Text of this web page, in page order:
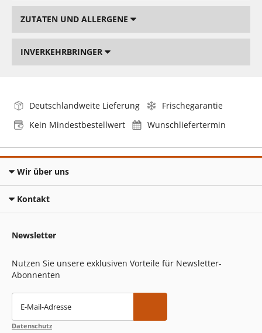
ZUTATEN UND ALLERGENE
INVERKEHRBRINGER
Deutschlandweite Lieferung
Frischegarantie
Kein Mindestbestellwert
Wunschliefertermin
Wir über uns
Kontakt
Newsletter
Nutzen Sie unsere exklusiven Vorteile für Newsletter-
Abonnenten
E-Mail-Adresse
Datenschutz